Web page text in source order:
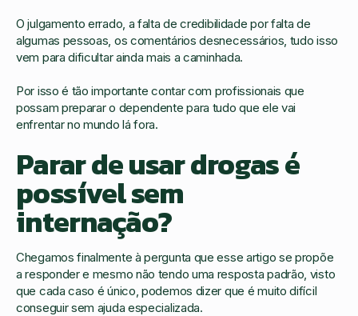
O julgamento errado, a falta de credibilidade por falta de
algumas pessoas, os comentários desnecessários, tudo isso
vem para dificultar ainda mais a caminhada.
Por isso é tão importante contar com profissionais que
possam preparar o dependente para tudo que ele vai
enfrentar no mundo lá fora.
Parar de usar drogas é
possível sem
internação?
Chegamos finalmente à pergunta que esse artigo se propõe
a responder e mesmo não tendo uma resposta padrão, visto
que cada caso é único, podemos dizer que é muito difícil
conseguir sem ajuda especializada.